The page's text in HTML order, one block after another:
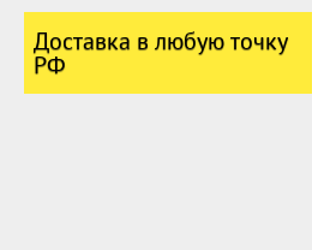
Доставка в любую точку
РФ